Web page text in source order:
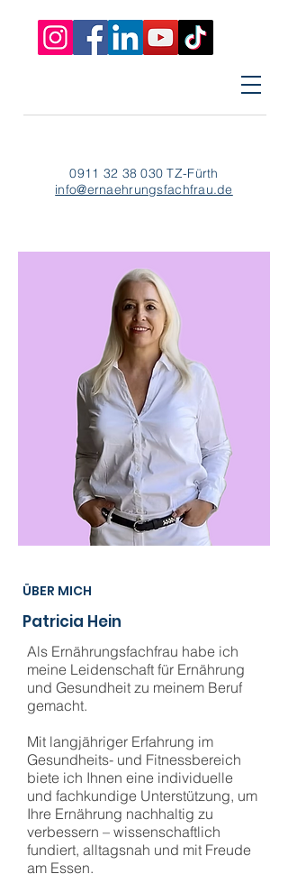
0911 32 38 030 TZ-Fürth
info@ernaehrungsfachfrau.de
ÜBER MICH
Patricia Hein
Als Ernährungsfachfrau habe ich
meine Leidenschaft für Ernährung
und Gesundheit zu meinem Beruf
gemacht.
Mit langjähriger Erfahrung im
Gesundheits- und Fitnessbereich
biete ich Ihnen eine individuelle
und fachkundige Unterstützung, um
Ihre Ernährung nachhaltig zu
verbessern – wissenschaftlich
fundiert, alltagsnah und mit Freude
am Essen.